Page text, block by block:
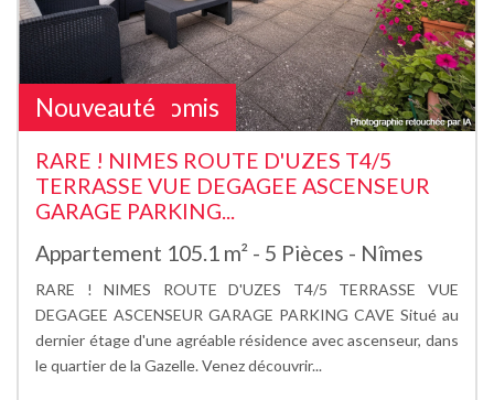
Sous Compromis
Nouveauté
RARE ! NIMES ROUTE D'UZES T4/5
TERRASSE VUE DEGAGEE ASCENSEUR
GARAGE PARKING...
Appartement 105.1 m² - 5 Pièces - Nîmes
RARE ! NIMES ROUTE D'UZES T4/5 TERRASSE VUE
DEGAGEE ASCENSEUR GARAGE PARKING CAVE Situé au
dernier étage d'une agréable résidence avec ascenseur, dans
le quartier de la Gazelle. Venez découvrir...